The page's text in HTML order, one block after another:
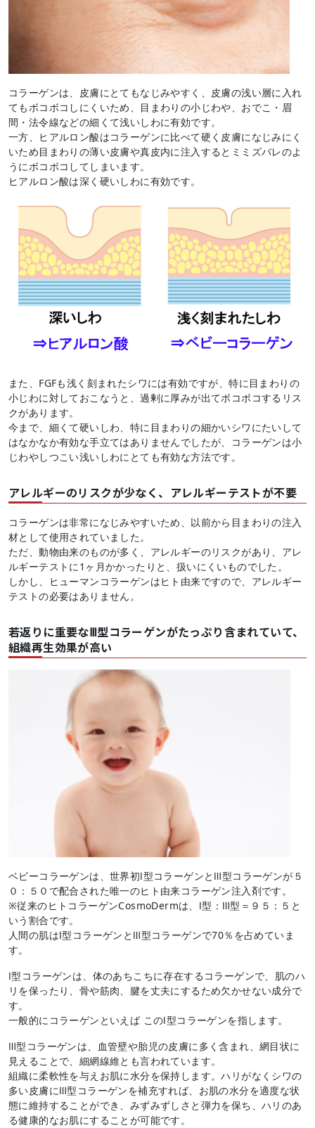
コラーゲンは、皮膚にとてもなじみやすく、皮膚の浅い層に入れ
てもボコボコしにくいため、目まわりの小じわや、おでこ・眉
間・法令線などの細くて浅いしわに有効です。
一方、ヒアルロン酸はコラーゲンに比べて硬く皮膚になじみにく
いため目まわりの薄い皮膚や真皮内に注入するとミミズバレのよ
うにボコボコしてしまいます。
ヒアルロン酸は深く硬いしわに有効です。
また、FGFも浅く刻まれたシワには有効ですが、特に目まわりの
小じわに対しておこなうと、過剰に厚みが出てボコボコするリス
クがあります。
今まで、細くて硬いしわ、特に目まわりの細かいシワにたいして
はなかなか有効な手立てはありませんでしたが、コラーゲンは小
じわやしつこい浅いしわにとても有効な方法です。
アレルギーのリスクが少なく、アレルギーテストが不要
コラーゲンは非常になじみやすいため、以前から目まわりの注入
材として使用されていました。
ただ、動物由来のものが多く、アレルギーのリスクがあり、アレ
ルギーテストに1ヶ月かかったりと、扱いにくいものでした。
しかし、ヒューマンコラーゲンはヒト由来ですので、アレルギー
テストの必要はありません。
若返りに重要なⅢ型コラーゲンがたっぷり含まれていて、
組織再生効果が高い
ベビーコラーゲンは、世界初Ⅰ型コラーゲンとⅢ型コラーゲンが５
０：５０で配合された唯一のヒト由来コラーゲン注入剤です。
※従来のヒトコラーゲンCosmoDermは、Ⅰ型：Ⅲ型＝９５：５と
いう割合です。
人間の肌はⅠ型コラーゲンとⅢ型コラーゲンで70％を占めていま
す。
Ⅰ型コラーゲンは、体のあちこちに存在するコラーゲンで、肌のハ
リを保ったり、骨や筋肉、腱を丈夫にするため欠かせない成分で
す。
一般的にコラーゲンといえば このⅠ型コラーゲンを指します。
Ⅲ型コラーゲンは、血管壁や胎児の皮膚に多く含まれ、網目状に
見えることで、細網線維とも言われています。
組織に柔軟性を与えお肌に水分を保持します。ハリがなくシワの
多い皮膚にⅢ型コラーゲンを補充すれば、お肌の水分を適度な状
態に維持することができ、みずみずしさと弾力を保ち、ハリのあ
る健康的なお肌にすることが可能です。